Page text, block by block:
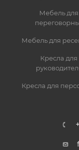
Мебель для
Мебель для
Кресла для
Кресла для